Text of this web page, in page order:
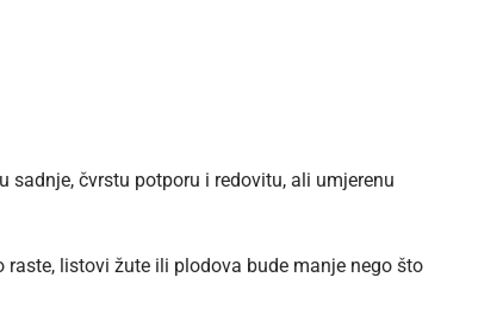
čvrstu potporu i redovitu, ali umjerenu
listovi žute ili plodova bude manje nego što